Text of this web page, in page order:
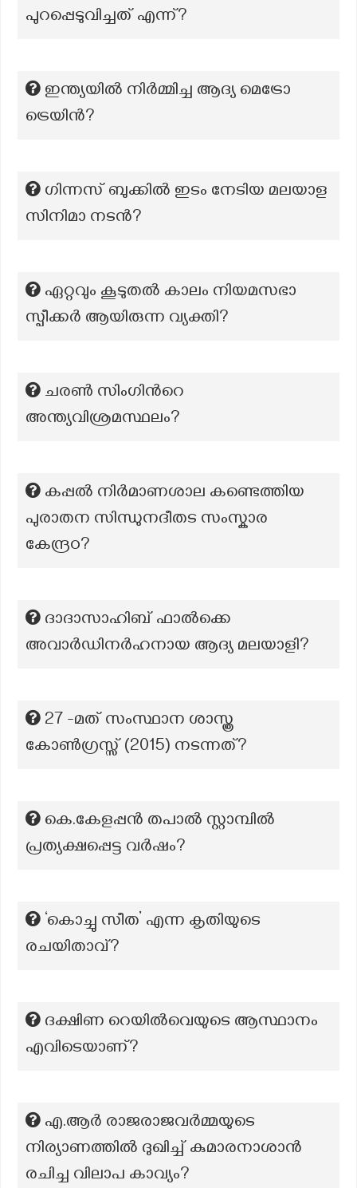
പുറപ്പെടുവിച്ചത് എന്ന്?
ഇന്ത്യയിൽ നിർമ്മിച്ച ആദ്യ മെട്രോ
ട്രെയിൻ?
ഗിന്നസ് ബുക്കിൽ ഇടം നേടിയ മലയാള
സിനിമാ നടൻ?
ഏറ്റവും കൂടുതൽ കാലം നിയമസഭാ
സ്പീക്കർ ആയിരുന്ന വ്യക്തി?
ചരൺ സിംഗിന്‍റെ
അന്ത്യവിശ്രമസ്ഥലം?
കപ്പൽ നിർമാണശാല കണ്ടെത്തിയ
പുരാതന സിന്ധുനദീതട സംസ്കാര
കേന്ദ്രo?
ദാദാസാഹിബ് ഫാൽക്കെ
അവാർഡിനർഹനായ ആദ്യ മലയാളി?
27 -മത് സംസ്ഥാന ശാസ്ത്ര
കോൺഗ്രസ്സ് (2015) നടന്നത്?
കെ.കേളപ്പൻ തപാൽ സ്റ്റാമ്പിൽ
പ്രത്യക്ഷപ്പെട്ട വർഷം?
‘കൊച്ചു സീത’ എന്ന കൃതിയുടെ
രചയിതാവ്?
ദക്ഷിണ റെയിൽവെയുടെ ആസ്ഥാനം
എവിടെയാണ്?
എ.ആർ രാജരാജവർമ്മയുടെ
നിര്യാണത്തിൽ ദുഖിച്ച് കുമാരനാശാൻ
രചിച്ച വിലാപ കാവ്യം?